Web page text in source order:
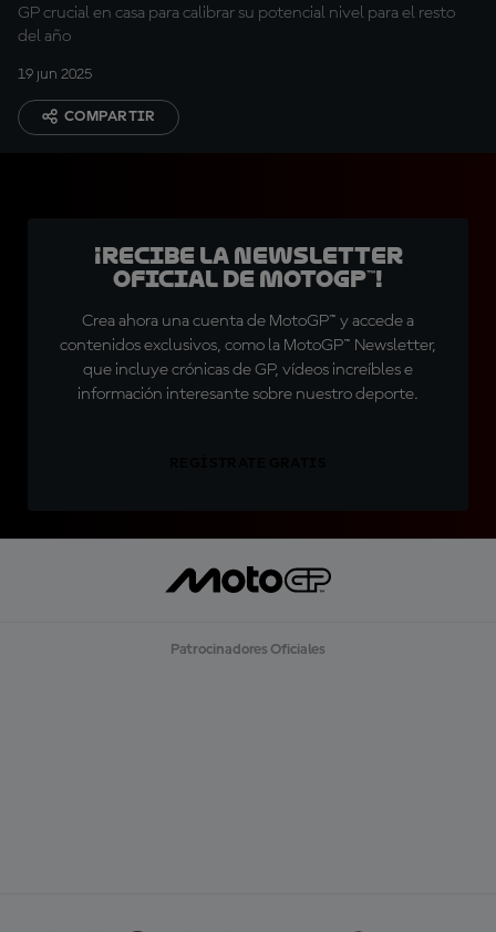
GP crucial en casa para calibrar su potencial nivel para el resto
del año
19 jun 2025
COMPARTIR
¡Recibe la Newsletter
oficial de MotoGP™!
Crea ahora una cuenta de MotoGP™ y accede a
contenidos exclusivos, como la MotoGP™ Newsletter,
que incluye crónicas de GP, vídeos increíbles e
información interesante sobre nuestro deporte.
Patrocinadores Oficiales